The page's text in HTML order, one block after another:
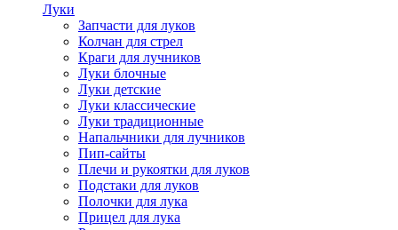
Луки
Запчасти для луков
Колчан для стрел
Краги для лучников
Луки блочные
Луки детские
Луки классические
Луки традиционные
Напальчники для лучников
Пип-сайты
Плечи и рукоятки для луков
Подстаки для луков
Полочки для лука
Прицел для лука